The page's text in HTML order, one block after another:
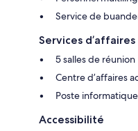
Service de
Services d’affaires
5 salles de réunion
Centre d’affaires
Poste informatique
Accessibilité